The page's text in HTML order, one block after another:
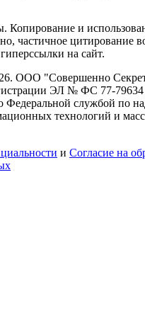
Копирование и
частичное цитирование
на сайт.
ООО "Совершенно
ЭЛ № ФС 77-79634
Федеральной службой по
технологий и
и Согласие на